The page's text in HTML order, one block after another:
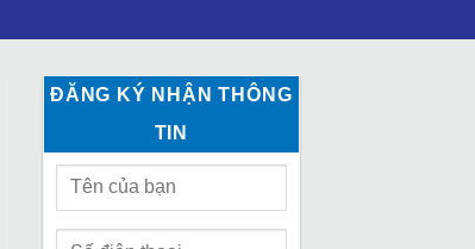
ĐĂNG KÝ NHẬN THÔNG
TIN